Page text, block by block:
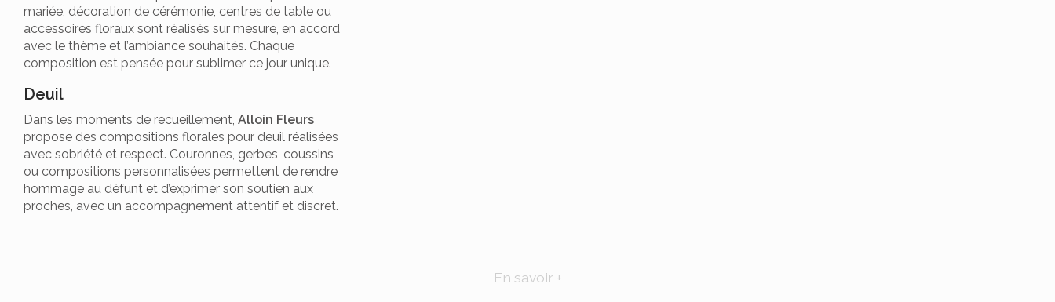
mariée, décoration de cérémonie, centres de table ou
accessoires floraux sont réalisés sur mesure, en accord
avec le thème et l’ambiance souhaités. Chaque
composition est pensée pour sublimer ce jour unique.
Deuil
Dans les moments de recueillement, Alloin Fleurs
propose des compositions florales pour deuil réalisées
avec sobriété et respect. Couronnes, gerbes, coussins
ou compositions personnalisées permettent de rendre
hommage au défunt et d’exprimer son soutien aux
proches, avec un accompagnement attentif et discret.
En savoir +